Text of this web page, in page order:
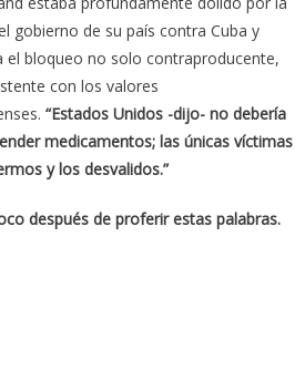
gobierno de su país contra Cuba y
el bloqueo no solo contraproducente,
con los valores
“Estados Unidos -dijo- no debería
medicamentos; las únicas víctimas
y los desvalidos.”
después de proferir estas palabras.